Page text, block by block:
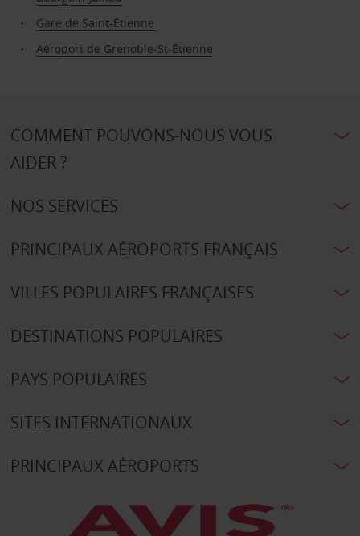
Gare de Saint-Étienne
Aéroport de Grenoble-St-Étienne
COMMENT POUVONS-NOUS VOUS
AIDER ?
NOS SERVICES
PRINCIPAUX AÉROPORTS FRANÇAIS
VILLES POPULAIRES FRANÇAISES
DESTINATIONS POPULAIRES
PAYS POPULAIRES
SITES INTERNATIONAUX
PRINCIPAUX AÉROPORTS